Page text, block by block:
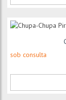
sob consulta